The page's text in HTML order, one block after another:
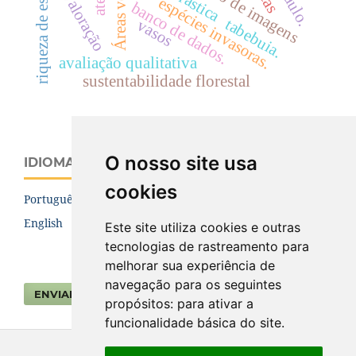
O nosso site usa
cookies
Este site utiliza cookies e outras
tecnologias de rastreamento para
melhorar sua experiência de
navegação para os seguintes
propósitos: para ativar a
funcionalidade básica do site.
espécies invasoras.
avaliação qualitativa
sustentabilidade florestal
banco de dados.
valoração vasos tabebuia.
IDIOMA
Português (Brasil)
English
ENVIAR SUBMISSÃO